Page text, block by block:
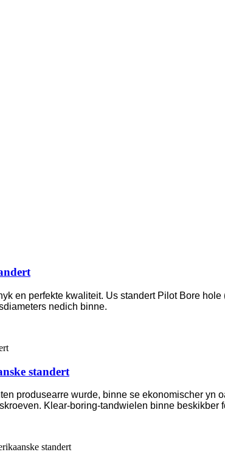
en perfekte kwaliteit. Us standert Pilot Bore
nedich binne.
standert
produsearre wurde, binne se ekonomischer yn
Klear-boring-tandwielen binne beskikber